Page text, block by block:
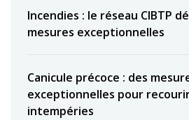
Incendies : le réseau CIBTP
mesures exceptionnelles
Canicule précoce : des
exceptionnelles pour
intempéries